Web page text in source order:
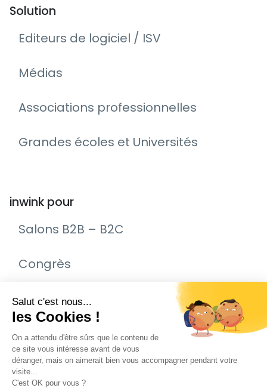
Solution
Editeurs de logiciel / ISV
Médias
Associations professionnelles
Grandes écoles et Universités
inwink pour
Salons B2B – B2C
Congrès
Remise de prix – Awards
Journée Portes Ouvertes (JPO)